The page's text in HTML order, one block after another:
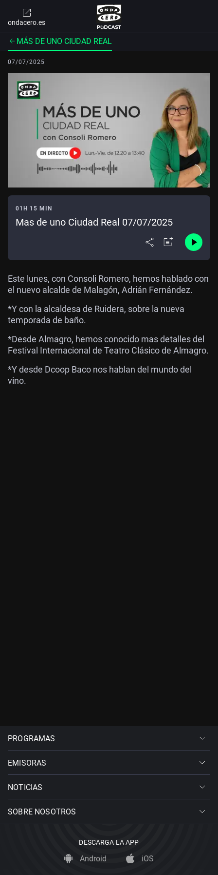
ondacero.es
MÁS DE UNO CIUDAD REAL
07/07/2025
01H 15 MIN
Mas de uno Ciudad Real 07/07/2025
Este lunes, con Consoli Romero, hemos hablado con
el nuevo alcalde de Malagón, Adrián Fernández.
*Y con la alcaldesa de Ruidera, sobre la nueva
temporada de baño.
*Desde Almagro, hemos conocido mas detalles del
Festival Internacional de Teatro Clásico de Almagro.
*Y desde Dcoop Baco nos hablan del mundo del
vino.
PROGRAMAS
EMISORAS
NOTICIAS
SOBRE NOSOTROS
DESCARGA LA APP
Android iOS